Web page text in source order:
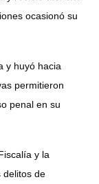
ocasionó su
y huyó hacia
permitieron
penal en su
y la
delitos de